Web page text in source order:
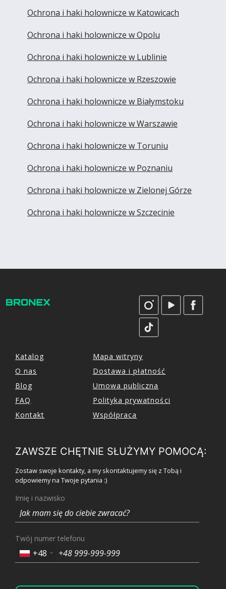
Ochrona i haki holownicze w Katowicach
Ochrona i haki holownicze w Opolu
Ochrona i haki holownicze w Lublinie
Ochrona i haki holownicze w Rzeszowie
Ochrona i haki holownicze w Białymstoku
Ochrona i haki holownicze w Warszawie
Ochrona i haki holownicze w Toruniu
Ochrona i haki holownicze w Poznaniu
Ochrona i haki holownicze w Zielonej Górze
Ochrona i haki holownicze w Szczecinie
Katalog
O nas
Blog
FAQ
Kontakt
Mapa witryny
Dostawa i płatność
Umowa publiczna
Polityka prywatności
Współpraca
ZAWSZE CHĘTNIE SŁUŻYMY POMOCĄ:
Zostaw swoje kontakty, a my skontaktujemy się z Tobą i
odpowiemy na Twoje pytania :)
Imię i nazwisko
Twój numer telefonu
+48